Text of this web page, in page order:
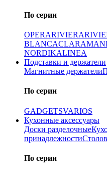
По серии
OPERARIVIERA
BLANCACLARA
NORDIKALINEA
Подставки и держатели
Магнитные держатели
По серии
GADGETSVARIOS
Кухонные аксессуары
Доски разделочные
принадлежности
По серии